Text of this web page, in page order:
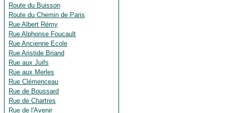
Route du Buisson
Route du Chemin de Paris
Rue Albert Rémy
Rue Alphonse Foucault
Rue Ancienne Ecole
Rue Aristide Briand
Rue aux Juifs
Rue aux Merles
Rue Clémenceau
Rue de Boussard
Rue de Chartres
Rue de l'Avenir